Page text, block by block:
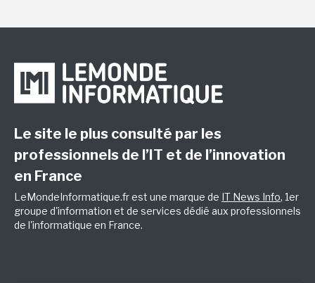
Le site le plus consulté par les
professionnels de l’IT et de l’innovation
en France
LeMondeInformatique.fr est une marque de IT News Info, 1er
groupe d'information et de services dédié aux professionnels
de l'informatique en France.